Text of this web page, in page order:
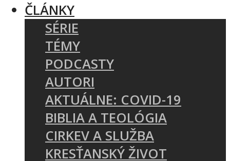
ČLÁNKY
SÉRIE
TÉMY
PODCASTY
AUTORI
AKTUÁLNE: COVID-19
BIBLIA A TEOLÓGIA
CIRKEV A SLUŽBA
KRESŤANSKÝ ŽIVOT